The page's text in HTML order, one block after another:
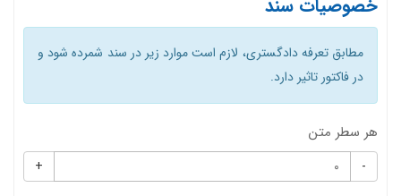
خصوصیات سند
مطابق تعرفه دادگستری، لازم است موارد زیر در سند شمرده شود و
در فاکتور تاثیر دارد.
هر سطر متن
-
+